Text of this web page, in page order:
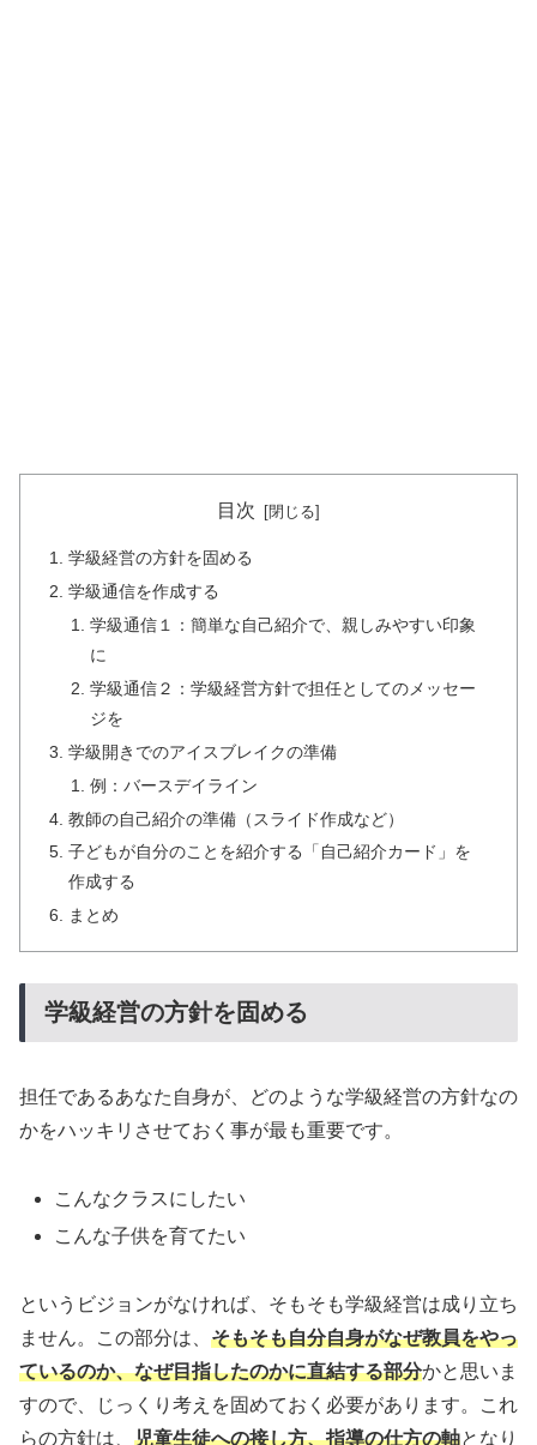
目次
学級経営の方針を固める
学級通信を作成する
学級通信１：簡単な自己紹介で、親しみやすい印象
に
学級通信２：学級経営方針で担任としてのメッセー
ジを
学級開きでのアイスブレイクの準備
例：バースデイライン
教師の自己紹介の準備（スライド作成など）
子どもが自分のことを紹介する「自己紹介カード」を
作成する
まとめ
学級経営の方針を固める
担任であるあなた自身が、どのような学級経営の方針なの
かをハッキリさせておく事が最も重要です。
こんなクラスにしたい
こんな子供を育てたい
というビジョンがなければ、そもそも学級経営は成り立ち
ません。この部分は、 そもそも自分自身がなぜ教員をやっ
ているのか、なぜ目指したのかに直結する部分かと思いま
すので、じっくり考えを固めておく必要があります。これ
らの方針は、 児童生徒への接し方、指導の仕方の軸となり